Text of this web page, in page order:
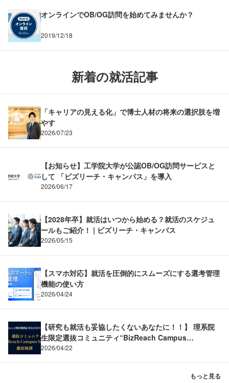
オンラインでOB/OG訪問を始めてみませんか？
2019/12/18
新着の就活記事
「キャリアの見える化」で博士人材の将来の選択肢を増
やす
2026/07/23
【お知らせ】工学院大学が公認OB/OG訪問サービスと
して 「ビズリーチ・キャンパス」を導入
2026/06/17
【2028年卒】就活はいつから始める？就活のスケジュ
ールもご紹介！ | ビズリーチ・キャンパス
2026/05/15
【スマホ対応】就活を圧倒的にスムーズにする選考管理
機能の使い方
2026/04/24
【研究も就活も妥協したくないあなたに！！】 理系院
生限定選抜コミュニティ“BizReach Campus
Science”を徹底解剖！ BizReach Campus Science
2026/04/22
もっと見る